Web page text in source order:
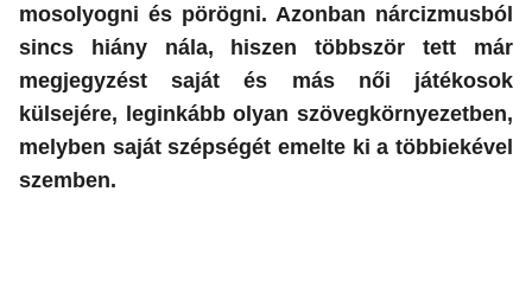
mosolyogni és pörögni. Azonban nárcizmusból
sincs hiány nála, hiszen többször tett már
megjegyzést saját és más női játékosok
külsejére, leginkább olyan szövegkörnyezetben,
melyben saját szépségét emelte ki a többiekével
szemben.